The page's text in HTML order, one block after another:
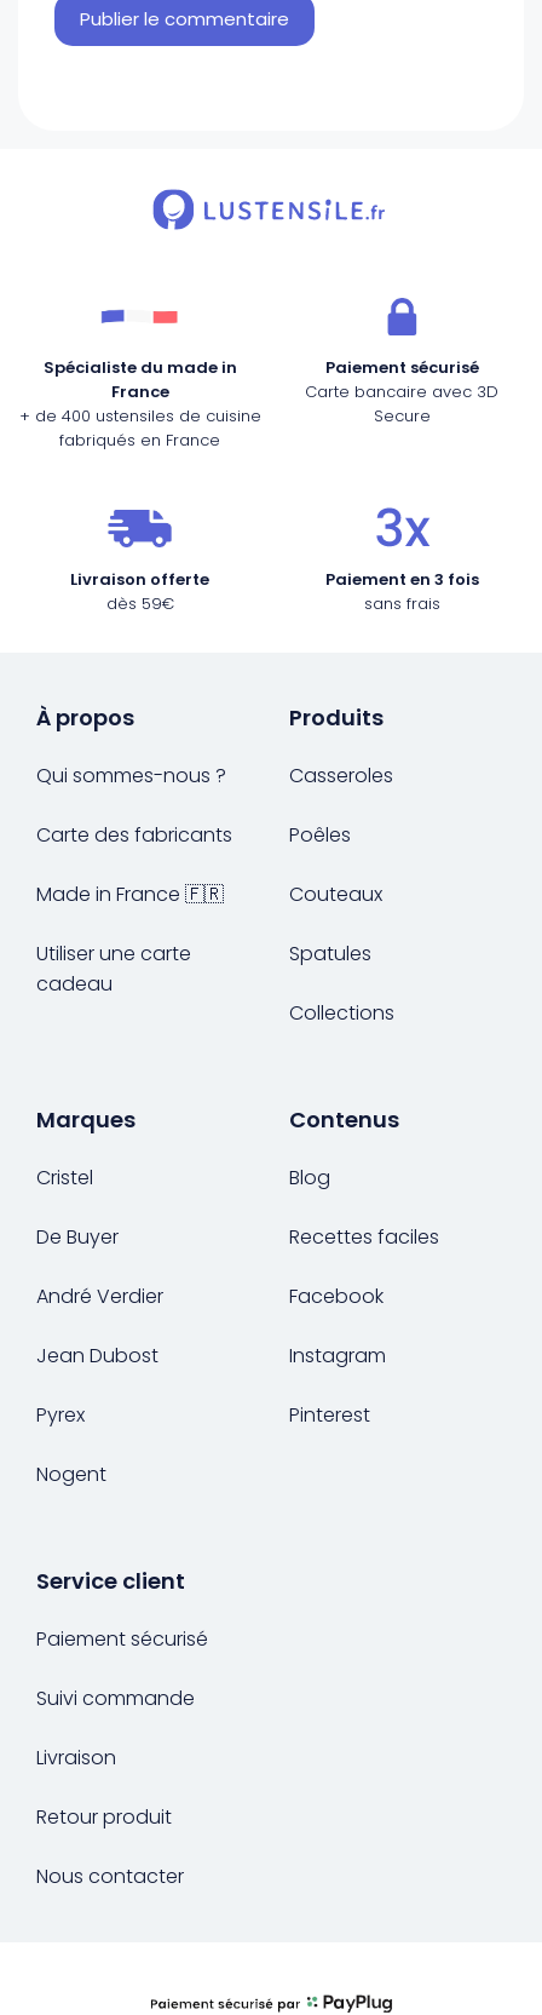
Spécialiste du made in
France
+ de 400 ustensiles de cuisine
fabriqués en France
Paiement sécurisé
Carte bancaire avec 3D
Secure
Livraison offerte
dès 59€
Paiement en 3 fois
sans frais
À propos
Qui sommes-nous ?
Carte des fabricants
Made in France 🇫🇷
Utiliser une carte
cadeau
Produits
Casseroles
Poêles
Couteaux
Spatules
Collections
Marques
Cristel
De Buyer
André Verdier
Jean Dubost
Pyrex
Nogent
Contenus
Blog
Recettes faciles
Facebook
Instagram
Pinterest
Service client
Paiement sécurisé
Suivi commande
Livraison
Retour produit
Nous contacter